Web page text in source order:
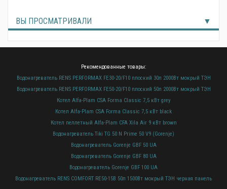
ВЫ ПРОСМАТРИВАЛИ
Рекомендованные товары:
Водонагреватель RENS PERFORMAX FE30-20/F10 плоский 30л 2000Вт мокрый ТЭН
Водонагреватель RENS PERFORMAX FE50-20/F10 плоский 50л 2000Вт мокрый ТЭН
Котел Alfa-Plam CSA Forma Classic 7,5 кВт grey
Котел Alfa-Plam CSA Forma Classic 7,5 кВт black
Котел пеллетный Alfa-Plam CFA Xila Air 9 кВт brown
Водонагреватель Tiki TG 50 N Prime 50 V9 (Gorenje)
Водонагреватель Gorenje GBF 50 UA
Водонагреватель Gorenje GBF 80 UA
Водонагреватель Gorenje GBF 100 UA
Водонагреватель RENS COMFORT RE50-15B 50л 1500Вт мокрый ТЭН черная панель